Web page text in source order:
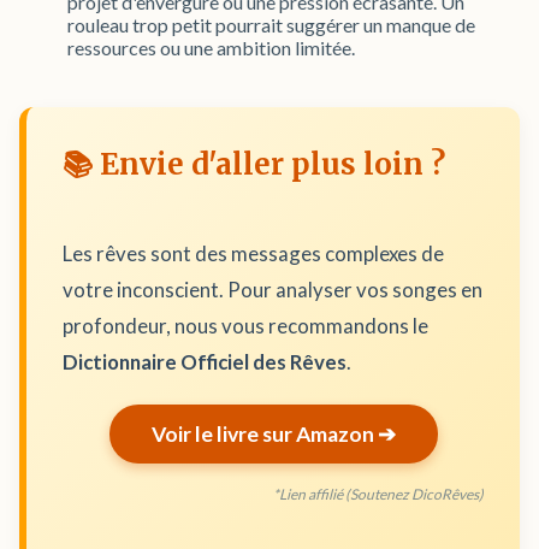
rouleau trop petit pourrait suggérer un manque de
ressources ou une ambition limitée.
📚 Envie d'aller plus loin ?
Les rêves sont des messages complexes de
votre inconscient. Pour analyser vos songes en
profondeur, nous vous recommandons le
Dictionnaire Officiel des Rêves.
Voir le livre sur Amazon ➔
*Lien affilié (Soutenez DicoRêves)